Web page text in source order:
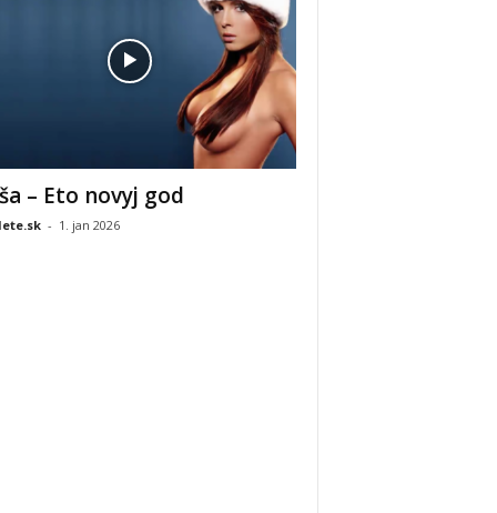
– Eto novyj god
- 1. jan 2026